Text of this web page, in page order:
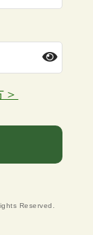
Reserved.